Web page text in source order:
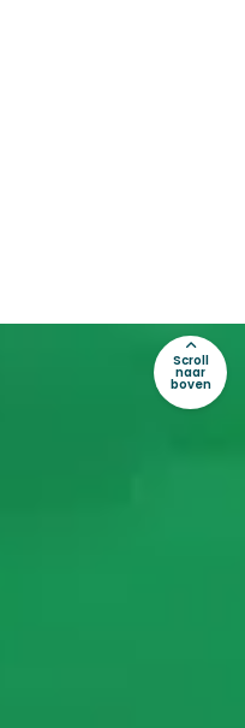
Scroll
naar
boven